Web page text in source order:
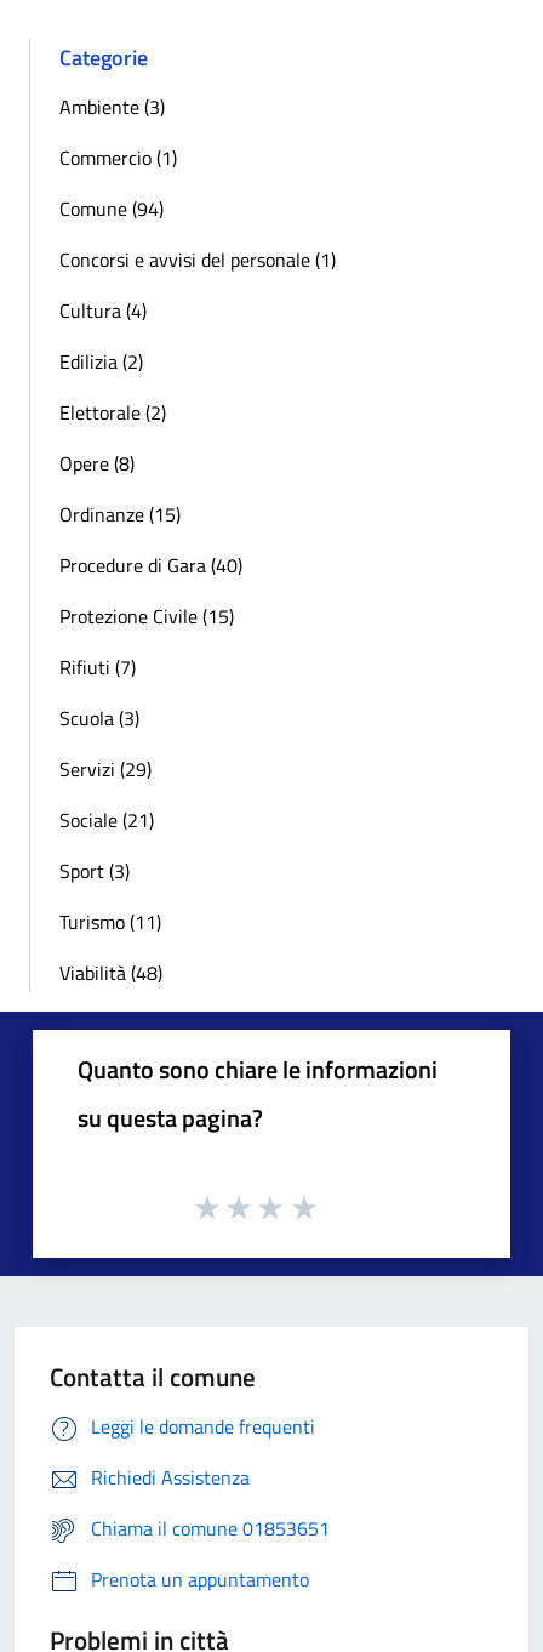
Categorie
Ambiente (3)
Commercio (1)
Comune (94)
Concorsi e avvisi del personale (1)
Cultura (4)
Edilizia (2)
Elettorale (2)
Opere (8)
Ordinanze (15)
Procedure di Gara (40)
Protezione Civile (15)
Rifiuti (7)
Scuola (3)
Servizi (29)
Sociale (21)
Sport (3)
Turismo (11)
Viabilità (48)
Quanto sono chiare le informazioni
su questa pagina?
Contatta il comune
Leggi le domande frequenti
Richiedi Assistenza
Chiama il comune 01853651
Prenota un appuntamento
Problemi in città